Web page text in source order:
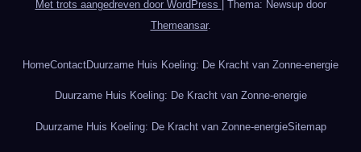
Met trots aangedreven door WordPress
Thema: Newsup door
Themeansar.
HomeContactDuurzame Huis Koeling: De Kracht van Zonne-energie
Duurzame Huis Koeling: De Kracht van Zonne-energie
Duurzame Huis Koeling: De Kracht van Zonne-energieSitemap